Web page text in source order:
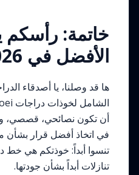
خاتمة:
الأفضل في 2026
ها قد وصلنا، يا أصدقاء
أن تكون نصائحي، قصصي،
في اتخاذ أفضل قرار بشأن
تنسوا أبداً: خوذتكم هي خط
تنازلات أبداً بشأن جودتها.